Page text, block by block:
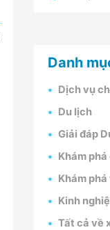
Danh
Dịch vụ
Du lịch
Giải đáp
Khám
Khám
Kinh
Tất cả về